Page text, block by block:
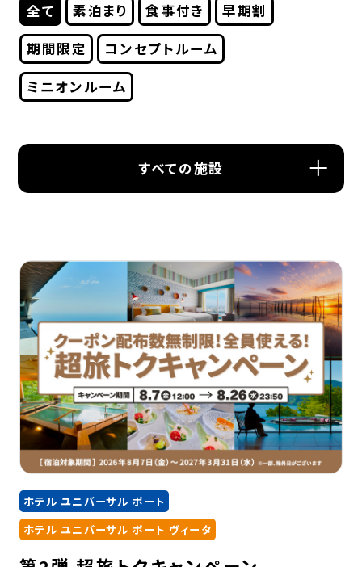
全て 素泊まり 食事付き
早期割
期間限定
コンセプトルーム
ミニオンルーム
すべての施設
ホテル ユニバーサル ポート
ホテル ユニバーサル ポート ヴィータ